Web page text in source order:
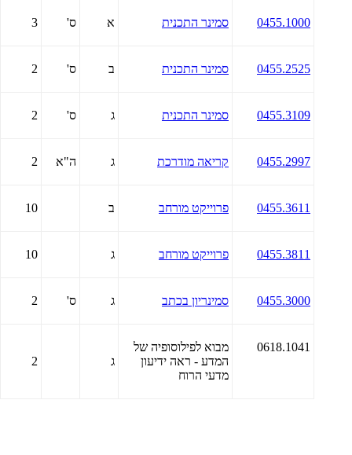
0455.1000 סמינר התכנית א ס' 3
0455.2525 סמינר התכנית ב ס' 2
0455.3109 סמינר התכנית ג ס' 2
0455.2997 קריאה מודרכת ג ה"א 2
0455.3611 פרוייקט מורחב ב 10
0455.3811 פרוייקט מורחב ג 10
0455.3000 סמינריון בכתב ג ס' 2
0618.1041
מבוא לפילוסופיה של
המדע - ראה ידיעון
מדעי הרוח
ג 2